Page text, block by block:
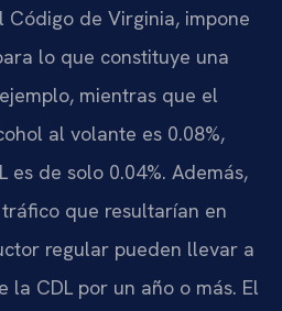
de Virginia, impone
lo que constituye una
mientras que el
al volante es 0.08%,
es de solo 0.04%. Además,
que resultarían en
regular pueden llevar a
la CDL por un año o más. El